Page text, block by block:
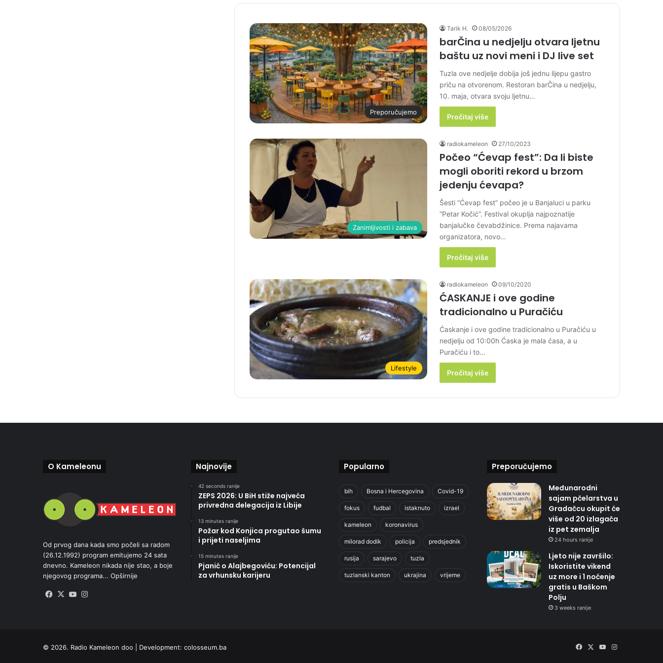
Preporučujemo
Tarik H. 08/05/2026
barČina u nedjelju otvara ljetnu
baštu uz novi meni i DJ live set
Tuzla ove nedjelje dobija još jednu lijepu gastro
priču na otvorenom. Restoran barČina u nedjelju,
10. maja, otvara svoju ljetnu…
Pročitaj više
Zanimljivosti i zabava
radiokameleon 27/10/2023
Počeo “Ćevap fest”: Da li biste
mogli oboriti rekord u brzom
jedenju ćevapa?
Šesti “Ćevap fest” počeo je u Banjaluci u parku
“Petar Kočić”. Festival okuplja najpoznatije
banjalučke čevabdžinice. Prema najavama
organizatora, novo…
Pročitaj više
Lifestyle
radiokameleon 09/10/2020
ĆASKANJE i ove godine
tradicionalno u Puračiću
Ćaskanje i ove godine tradicionalno u Puračiću u
nedjelju od 10:00h Ćaska je mala ćasa, a u
Puračiću i to…
Pročitaj više
O Kameleonu
Od prvog dana kada smo počeli sa radom
(26.12.1992) program emitujemo 24 sata
dnevno. Kameleon nikada nije stao, a boje
njegovog programa... Opširnije
Facebook
X YouTube
Najnovije
42 seconds ranije
ZEPS 2026: U BiH stiže najveća
privredna delegacija iz Libije
13 minutes ranije
Požar kod Konjica progutao šumu
i prijeti naseljima
15 minutes ranije
Pjanić o Alajbegoviću: Potencijal
za vrhunsku karijeru
Popularno
bih Bosna i Hercegovina Covid-19
fokus fudbal istaknuto izrael
kameleon koronavirus
milorad dodik policija predsjednik
rusija sarajevo tuzla
tuzlanski kanton ukrajina vrijeme
Preporučujemo
Međunarodni
sajam pčelarstva u
Gradačcu okupit će
više od 20 izlagača
iz pet zemalja
24 hours ranije
Ljeto nije završilo:
Iskoristite vikend
uz more i 1 noćenje
gratis u Baškom
Polju
3 weeks ranije
© 2026. Radio Kameleon doo | Development: colosseum.ba FacebookYouTubeInstagram